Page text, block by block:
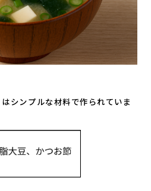
シンプルな材料で作られていま